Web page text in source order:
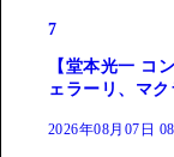
7
【堂本光一 コ
ェラーリ、マ
2026年08月07日